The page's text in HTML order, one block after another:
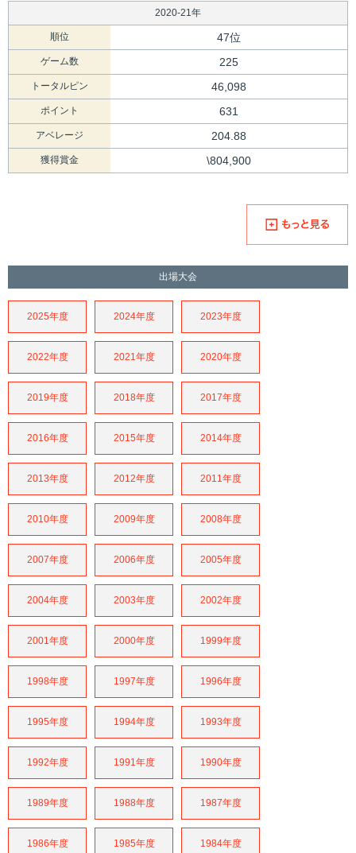
2020-21年
順位 47位
ゲーム数 225
トータルピン 46,098
ポイント 631
アベレージ 204.88
獲得賞金 \804,900
出場大会
2025年度 2024年度 2023年度
2022年度 2021年度 2020年度
2019年度 2018年度 2017年度
2016年度 2015年度 2014年度
2013年度 2012年度 2011年度
2010年度 2009年度 2008年度
2007年度 2006年度 2005年度
2004年度 2003年度 2002年度
2001年度 2000年度 1999年度
1998年度 1997年度 1996年度
1995年度 1994年度 1993年度
1992年度 1991年度 1990年度
1989年度 1988年度 1987年度
1986年度 1985年度 1984年度